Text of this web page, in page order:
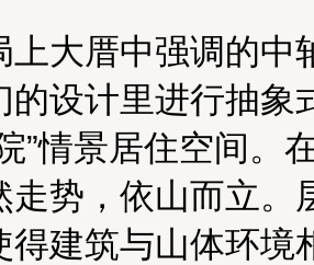
上大厝中强调的中
的设计里进行抽
”情景居住空间。
走势，依山而立
得建筑与山体环境